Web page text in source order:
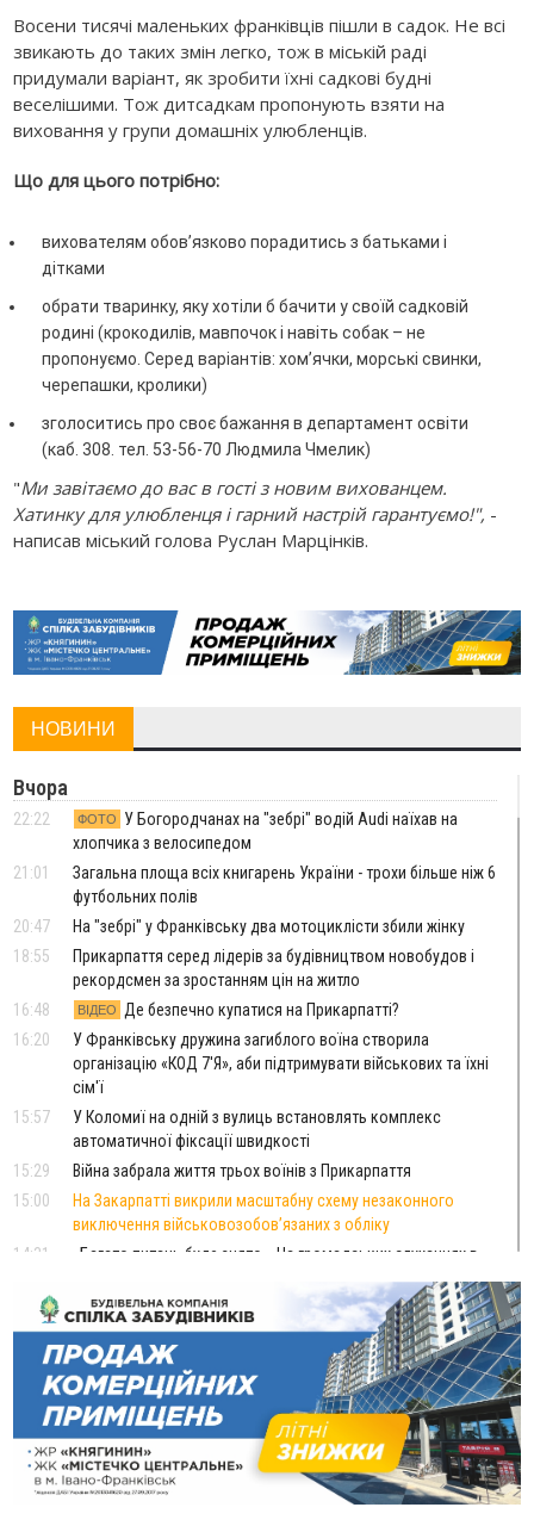
Восени тисячі маленьких франківців пішли в садок. Не всі
звикають до таких змін легко, тож в міській раді
придумали варіант, як зробити їхні садкові будні
веселішими. Тож дитсадкам пропонують взяти на
виховання у групи домашніх улюбленців.
Що для цього потрібно:
вихователям обов’язково порадитись з батьками і
дітками
обрати тваринку, яку хотіли б бачити у своїй садковій
родині (крокодилів, мавпочок і навіть собак – не
пропонуємо. Серед варіантів: хом’ячки, морські свинки,
черепашки, кролики)
зголоситись про своє бажання в департамент освіти
(каб. 308. тел. 53-56-70 Людмила Чмелик)
"Ми завітаємо до вас в гості з новим вихованцем.
Хатинку для улюбленця і гарний настрій гарантуємо!", -
написав міський голова Руслан Марцінків.
НОВИНИ
Вчора
22:22 ФОТО
У Богородчанах на "зебрі" водій Audi наїхав на
хлопчика з велосипедом
21:01
Загальна площа всіх книгарень України - трохи більше ніж 6
футбольних полів
20:47
На "зебрі" у Франківську два мотоциклісти збили жінку
18:55
Прикарпаття серед лідерів за будівництвом новобудов і
рекордсмен за зростанням цін на житло
16:48
ВІДЕО
Де безпечно купатися на Прикарпатті?
16:20
У Франківську дружина загиблого воїна створила
організацію «КОД 7'Я», аби підтримувати військових та їхні
сім'ї
15:57
У Коломиї на одній з вулиць встановлять комплекс
автоматичної фіксації швидкості
15:29
Війна забрала життя трьох воїнів з Прикарпаття
15:00
На Закарпатті викрили масштабну схему незаконного
виключення військовозобов’язаних з обліку
14:31
«Багато питань буде знято». На громадських слуханнях в
Яремче обговорили, як вирішити питання джипінгу в
Карпатах
13:54
5 «тихих» хвороб, які виявляє профілактичне обстеження
13:30
ФОТО На Надрічній тривають останні приготування до
нового руху
12:57
У Франківську зафіксували найбільшу спеку за всю історію
спостережень
12:24
Лікування наркоманії Київ: чому важливо розпочати
терапію якомога раніше